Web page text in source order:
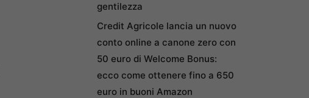
gentilezza
Credit Agricole lancia un nuovo
conto online a canone zero con
50 euro di Welcome Bonus:
ecco come ottenere fino a 650
euro in buoni Amazon